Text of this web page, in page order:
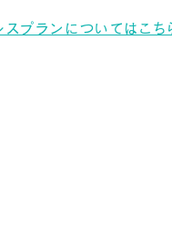
プランについてはこち